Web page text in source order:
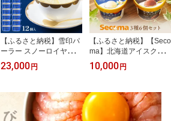
【ふるさと納税】雪印パ
ーラー スノーロイヤル
アイス 12個 セット | ア
イスクリーム 雪印 高級
ニラ 牛乳 濃厚 カップ ギ
フト 昭和天皇 人気 おす
すめ 贈り物 高評価 献上
23,000 円
【ふるさと納税】【Seco
ma】北海道アイスクリ
ーム6個セット 3種×各2
個（バニラ・メロン・チ
納税 北海道 アイス 食べ
比べ セット オンライン
申請 オンライン バニラ
10,000 円